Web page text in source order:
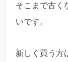
そこまで古く
いです。
新しく買う方